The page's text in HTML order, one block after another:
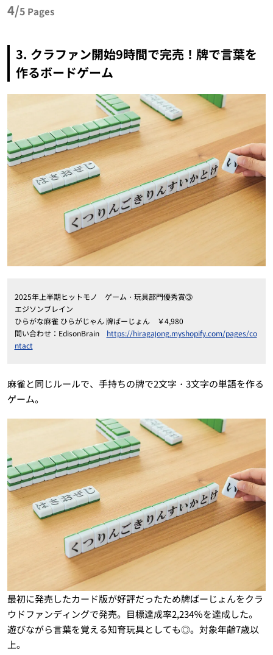
4/5 Pages
3. クラファン開始9時間で完売！牌で言葉を
作るボードゲーム
2025年上半期ヒットモノ ゲーム・玩具部門優秀賞③
エジソンブレイン
ひらがな麻雀 ひらがじゃん 牌ばーじょん ￥4,980
問い合わせ：EdisonBrain https://hiragajong.myshopify.com/pages/co
ntact
麻雀と同じルールで、手持ちの牌で2文字・3文字の単語を作る
ゲーム。
最初に発売したカード版が好評だったため牌ばーじょんをクラ
ウドファンディングで発売。目標達成率2,234％を達成した。
遊びながら言葉を覚える知育玩具としても◎。対象年齢7歳以
上。